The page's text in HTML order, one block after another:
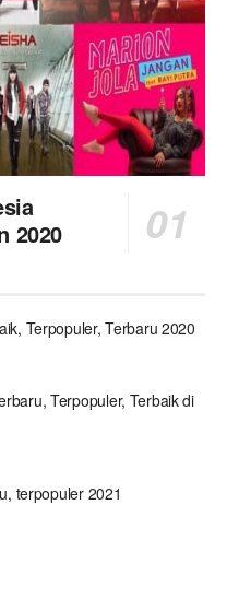
2020
Terpopuler, Terbaru 2020
Terpopuler, Terbaik di
terpopuler 2021